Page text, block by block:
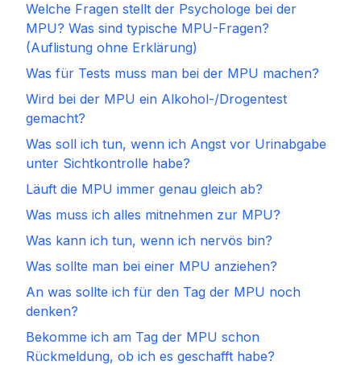
Welche Fragen stellt der Psychologe bei der
MPU? Was sind typische MPU-Fragen?
(Auflistung ohne Erklärung)
Was für Tests muss man bei der MPU machen?
Wird bei der MPU ein Alkohol-/Drogentest
gemacht?
Was soll ich tun, wenn ich Angst vor Urinabgabe
unter Sichtkontrolle habe?
Läuft die MPU immer genau gleich ab?
Was muss ich alles mitnehmen zur MPU?
Was kann ich tun, wenn ich nervös bin?
Was sollte man bei einer MPU anziehen?
An was sollte ich für den Tag der MPU noch
denken?
Bekomme ich am Tag der MPU schon
Rückmeldung, ob ich es geschafft habe?